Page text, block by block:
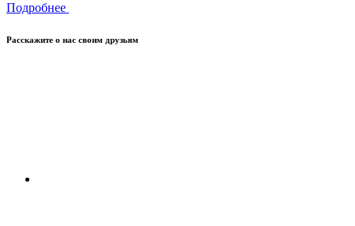
Подробнее
Расскажите о нас своим друзьям